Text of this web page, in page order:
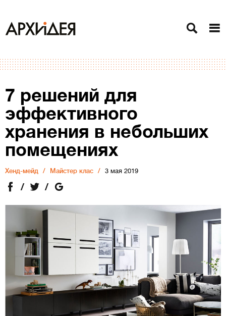
7 решений для
эффективного
хранения в небольших
помещениях
Хенд-мейд Майстер клас 3 мая 2019